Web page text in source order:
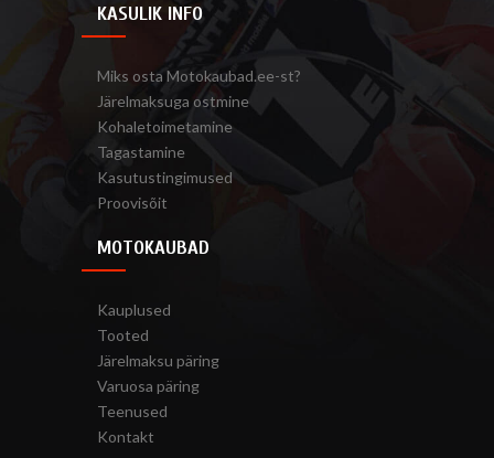
KASULIK INFO
Miks osta Motokaubad.ee-st?
Järelmaksuga ostmine
Kohaletoimetamine
Tagastamine
Kasutustingimused
Proovisõit
MOTOKAUBAD
Kauplused
Tooted
Järelmaksu päring
Varuosa päring
Teenused
Kontakt